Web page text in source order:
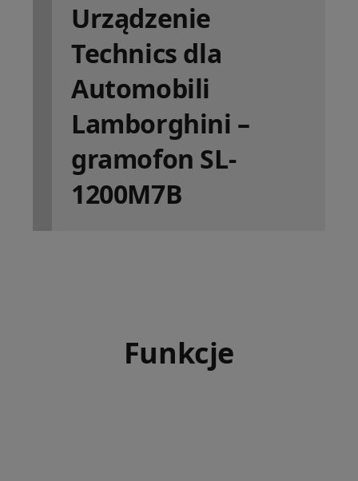
Urządzenie
Technics dla
Automobili
Lamborghini –
gramofon SL-
1200M7B
Funkcje